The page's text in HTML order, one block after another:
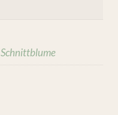
Schnittblume